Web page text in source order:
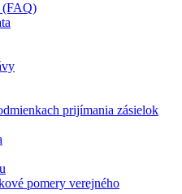
(FAQ)
prijímania zásielok
pomery verejného